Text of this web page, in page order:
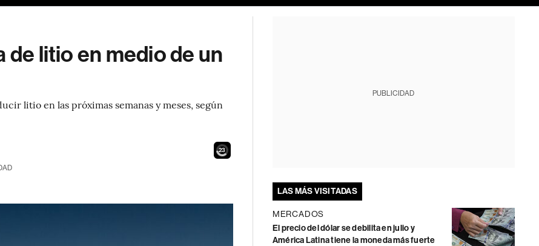
de litio en medio de un
litio en las próximas semanas y meses, según
21
PUBLICIDAD
LAS MÁS VISITADAS
MERCADOS
El precio del dólar se debilita en julio y
América Latina tiene la moneda más fuerte